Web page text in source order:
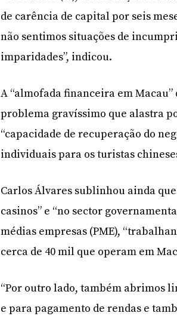
de carência de capital por seis
não sentimos situações de
imparidades”, indicou.
A “almofada financeira em
problema gravíssimo que alastra
“capacidade de recuperação do
individuais para os turistas
Carlos Álvares sublinhou ainda
casinos” e “no sector
médias empresas (PME),
cerca de 40 mil que operam em
“Por outro lado, também abrimos
e para pagamento de rendas e